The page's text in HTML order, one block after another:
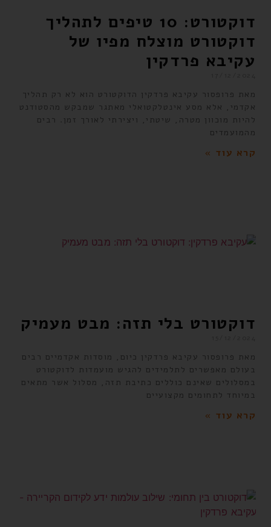
דוקטורט: 10 טיפים לתהליך
דוקטורט מוצלח מפיו של
עקיבא פרדקין
מאת פרופסור עקיבא פרדקין הדוקטורט הוא לא רק תהליך
אקדמי, אלא מסע אינטלקטואלי מאתגר שמבקש מהסטודנט
להיות מוכוון מטרה, שיטתי, ויצירתי לאורך זמן. רבים
מהמועמדים
קרא עוד »
דוקטורט בלי תזה: מבט מעמיק
מאת פרופסור עקיבא פרדקין כיום, מוסדות אקדמיים רבים
בעולם מאפשרים לתלמידים להגיש מועמדות לדוקטורט
במסלולים שאינם כוללים כתיבת תזה, מסלול אשר מתאים
במיוחד לתחומים מקצועיים
קרא עוד »